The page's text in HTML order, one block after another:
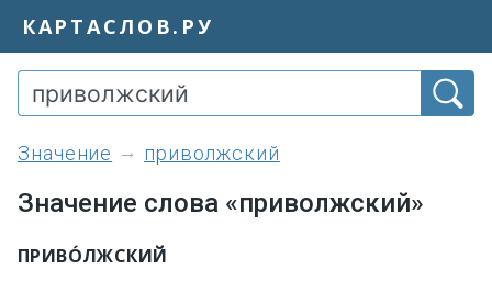
КАРТАСЛОВ.РУ
значение приволжский
Значение слова «приволжский»
ПРИВО́ЛЖСКИЙ